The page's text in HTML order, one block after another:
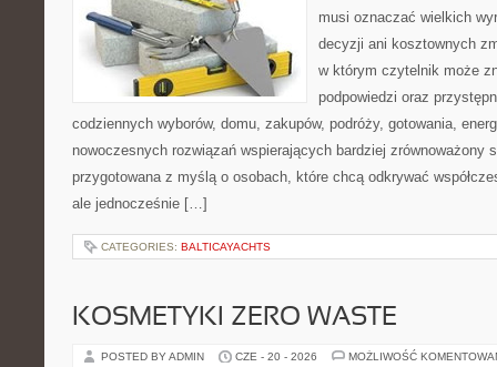
musi oznaczać wielkich
decyzji ani kosztownych
w którym czytelnik może
podpowiedzi oraz
codziennych wyborów, domu, zakupów, podróży, gotowania,
nowoczesnych rozwiązań wspierających bardziej zrównoważony
przygotowana z myślą o osobach, które chcą odkrywać
ale jednocześnie […]
CATEGORIES: BALTICAYACHTS
KOSMETYKI ZERO WASTE
POSTED BY ADMIN CZE - 20 - 2026 MOŻLIWOŚĆ